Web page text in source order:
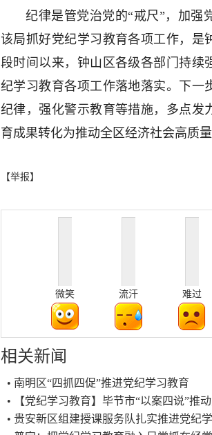
纪律是管党治党的“戒尺”，加强
该局抓好党纪学习教育各项工作，是
段时间以来，钟山区各级各部门持续
纪学习教育各项工作落地落实。下一
纪律，强化警示教育等措施，多点发
育成果转化为推动全区经济社会高质
【举报】
微笑 流汗 难过
相关新闻
• 南明区“四抓四促”推进党纪学习教育
• 【党纪学习教育】毕节市“以案四说”推
• 贵安新区组建授课服务队扎实推进党纪